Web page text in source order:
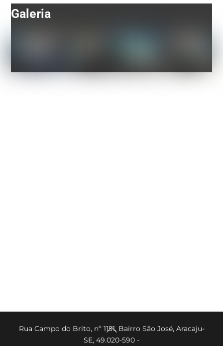
Galeria
Back
To
Rua Campo do Brito, nº 1151, Bairro São José, Aracaju-
SE, 49.020-590 -